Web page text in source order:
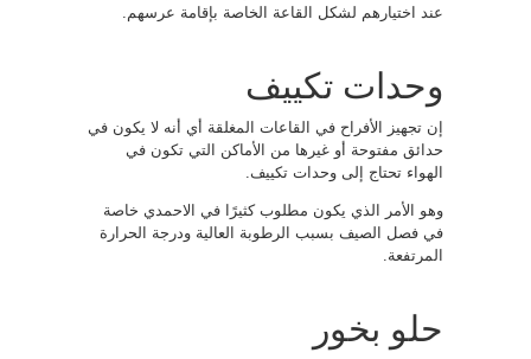
عند اختيارهم لشكل القاعة الخاصة بإقامة عرسهم.
وحدات تكييف
إن تجهيز الأفراح في القاعات المغلقة أي أنه لا يكون في
حدائق مفتوحة أو غيرها من الأماكن التي تكون في
الهواء تحتاج إلى وحدات تكييف.
وهو الأمر الذي يكون مطلوب كثيرًا في الاحمدي خاصة
في فصل الصيف بسبب الرطوبة العالية ودرجة الحرارة
المرتفعة.
حلو بخور